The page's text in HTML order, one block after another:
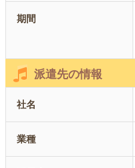
期間
派遣先の情報
社名
業種